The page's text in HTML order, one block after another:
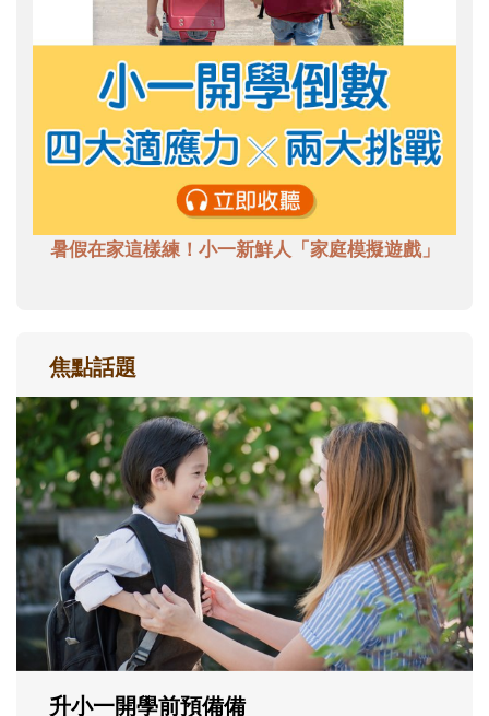
暑假在家這樣練！小一新鮮人「家庭模擬遊戲」
焦點話題
和孩子一起長大的那個男人│讀懂父親的
不同模樣
沒有人天生就擅長當爸爸！男人總是在一次
次「前所未有」的體驗中，跟著孩子一起長
大。從給予安全感的肢體遊戲，到獨立自
主、角色認同及解決問題的能力養成。爸爸
正嘗試用不同的模樣，參與孩子每個重要的